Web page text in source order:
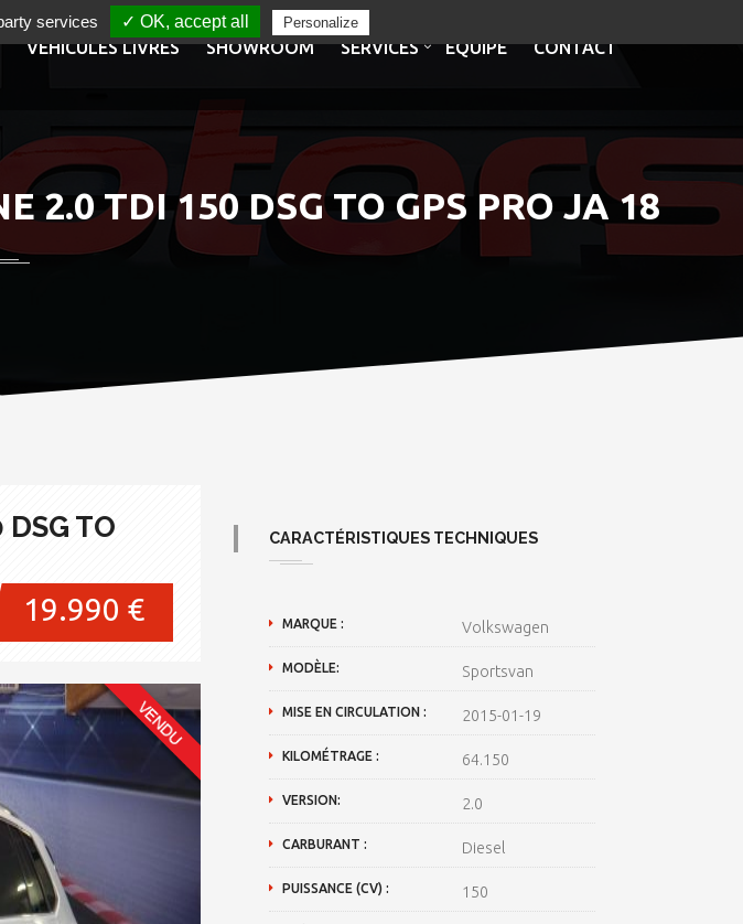
VÉHICULES LIVRÉS SHOWROOM SERVICES EQUIPE CONTACT
2.0 TDI 150 DSG TO GPS PRO JA 18
TO
19.990 €
CARACTÉRISTIQUES TECHNIQUES
MARQUE : Volkswagen
MODÈLE: Sportsvan
MISE EN CIRCULATION : 2015-01-19
KILOMÉTRAGE : 64.150
VERSION: 2.0
CARBURANT : Diesel
PUISSANCE (CV) : 150
services ✓ OK, accept all Personalize